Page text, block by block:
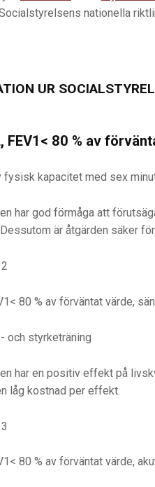
nationella
UR
FEV1< 80 % av
fysisk kapacitet med sex
har god förmåga att
är åtgärden säker
80 % av förväntat värde,
och styrketräning
har en positiv effekt på
låg kostnad per effekt.
80 % av förväntat värde,